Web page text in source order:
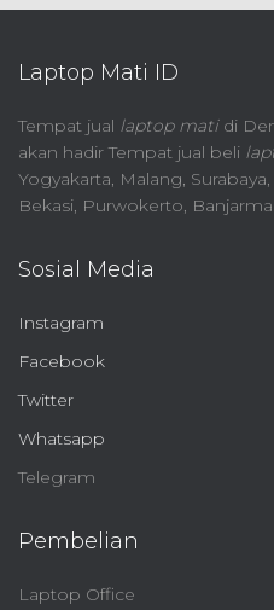
Laptop Mati ID
Tempat jual laptop matidi
akan hadir Tempat jual beli
Yogyakarta, Malang,
Bekasi, Purwokerto,
Sosial Media
Instagram
Facebook
Twitter
Whatsapp
Telegram
Pembelian
Laptop Office